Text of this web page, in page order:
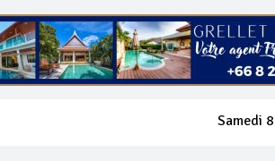
Samedi